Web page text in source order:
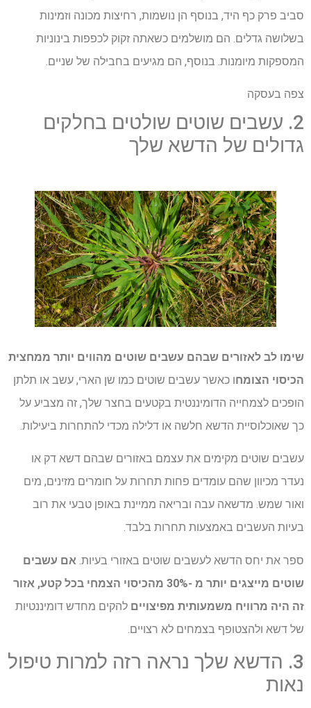
סביב פרק ​​כף היד, בנוסף הן נושמות, רחיצות מכונה וזמינות
בשלושה גדלים. הם מושלמים כשאתה זקוק לכפפות בינוניות
המספקות מיומנות. בנוסף, הם מגיעים בחבילה של שניים.
צפה בעסקה
2. עשבים שוטים שולטים בחלקים
גדולים של הדשא שלך
שימו לב לאזורים שבהם עשבים שוטים מהווים יותר ממחצית
הכיסוי הצומחו כאשר עשבים שוטים כמו שן הארי, עשב או תלתן
הופכים לצמחייה הדומיננטית בקטעים בחצר שלך, זה מצביע על
כך שאוכלוסיית הדשא חלשה או דלילה מכדי להתחרות ביעילות.
עשבים שוטים מקימים את עצמם באזורים שבהם דשא דק או
נעדר מכיוון שהם עומדים פחות תחרות על חומרים מזינים, מים
ואור שמש. מדשאה עבה ובריאה ממיינת באופן טבעי את רוב
בעיות העשבים באמצעות תחרות בלבד.
ספר את יחס הדשא לעשבים שוטים באזורי בעיות. אם עשבים
שוטים מייצגים יותר מ -30% מהכיסוי הצמחי בכל קטע, אזור
זה היה מרוויח משמעותית מפיצויים להקים מחדש דומיננטיות
של דשא ולהצטופף בצמחים לא רצויים.
3. הדשא שלך נראה רזה למרות טיפול
נאות